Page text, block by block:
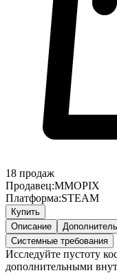
18 продаж
Продавец:MMOPIX
Платформа:STEAM
Купить
Описание
Системные требования
Исследуйте пустоту
дополнительными